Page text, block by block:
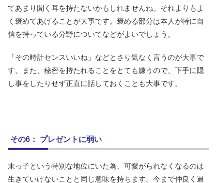
てあまり聞く耳を持たないかもしれませんね。それよりもよ
く褒めてあげることが大事です。褒める部分は本人が特に自
信を持っている分野についてなどがよいでしょう。
「その時計センスいいね」などとさり気なく言うのが大事で
す。また、秘密を持たれることをとても嫌うので、下手に隠
し事をしたりせず正直に話しておくことも大事です。
その6： プレゼントに弱い
末っ子という特別な地位にいた為、可愛がられなくなるのは
生きていけないことと同じ意味を持ちます。今まで仲良く過